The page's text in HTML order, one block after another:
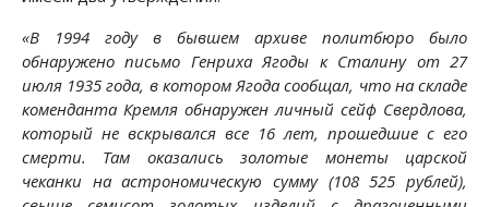
«В 1994 году в бывшем архиве политбюро было
обнаружено письмо Генриха Ягоды к Сталину от 27
июля 1935 года, в котором Ягода сообщал, что на складе
коменданта Кремля обнаружен личный сейф Свердлова,
который не вскрывался все 16 лет, прошедшие с его
смерти. Там оказались золотые монеты царской
чеканки на астрономическую сумму (108 525 рублей),